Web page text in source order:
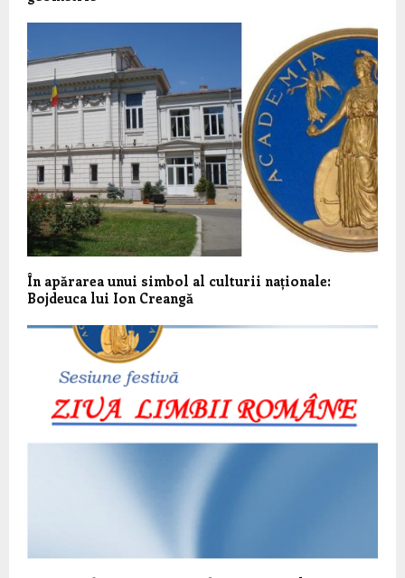
În apărarea unui simbol al culturii naționale:
Bojdeuca lui Ion Creangă